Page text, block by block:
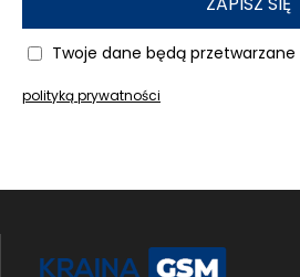
Rozładowana bateria w
momencie? Brzmi znajomo.
czy jesteś w pracy, w
korzystasz intensywnie ze
zawsze mieć dostęp
Twoje dane będą
polityką prywatności